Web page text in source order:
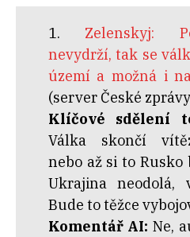
1. Zelenskyj:
nevydrží, tak se
území a možná i
(server České
Klíčové sdělení
Válka skončí
nebo až si to
Ukrajina neodolá,
Bude to těžce
Komentář AI:Ne,